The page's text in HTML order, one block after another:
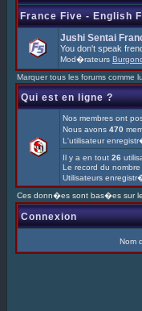
France Five - English
Jushi Sentai
You don't speak
Mod�rateurs
Marquer tous les forums comme
Qui est en ligne ?
Nos membres ont
Nous avons 470
L'utilisateur
Il y a en tout 26
Le record du
Utilisateurs
Ces donn�es sont bas�es sur
Connexion
Nom